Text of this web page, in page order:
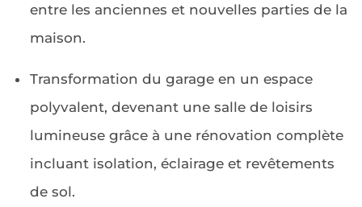
entre les anciennes et nouvelles parties de la
maison.
Transformation du garage en un espace
polyvalent, devenant une salle de loisirs
lumineuse grâce à une rénovation complète
incluant isolation, éclairage et revêtements
de sol.